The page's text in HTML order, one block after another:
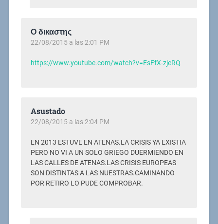
Ο δικαστης
22/08/2015 a las 2:01 PM
https://www.youtube.com/watch?v=EsFfX-zjeRQ
Asustado
22/08/2015 a las 2:04 PM
EN 2013 ESTUVE EN ATENAS.LA CRISIS YA EXISTIA
PERO NO VI A UN SOLO GRIEGO DUERMIENDO EN
LAS CALLES DE ATENAS.LAS CRISIS EUROPEAS
SON DISTINTAS A LAS NUESTRAS.CAMINANDO
POR RETIRO LO PUDE COMPROBAR.